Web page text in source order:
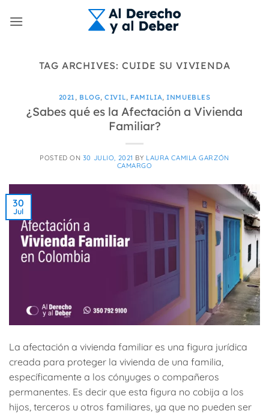
TAG ARCHIVES: CUIDE SU VIVIENDA
2021 , BLOG,CIVIL, FAMILIA,INMUEBLES
¿Sabes qué es la Afectación a Vivienda
Familiar?
POSTED ON 30 JULIO, 2021 BY LAURA CAMILA GARZÓN
CAMARGO
30
Jul
La afectación a vivienda familiar es una figura jurídica
creada para proteger la vivienda de una familia,
específicamente a los cónyuges o compañeros
permanentes. Es decir que esta figura no cobija a los
hijos, terceros u otros familiares, ya que no pueden ser